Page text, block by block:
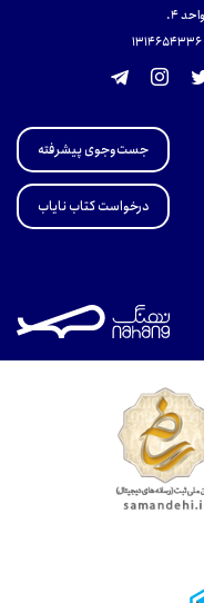
جست‌وجوی پیشرفته
درخواست کتاب نایاب